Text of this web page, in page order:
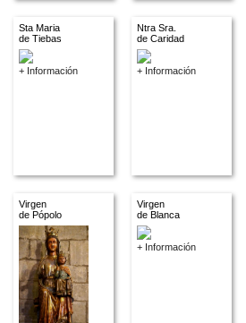
Sta Maria
de Tiebas
+ Información
Ntra Sra.
de Caridad
+ Información
Virgen
de Pópolo
Virgen
de Blanca
+ Información